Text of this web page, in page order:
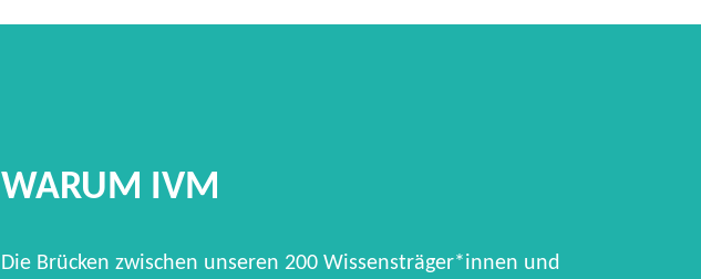
WARUM IVM
Die Brücken zwischen unseren 200 Wissensträger*innen und